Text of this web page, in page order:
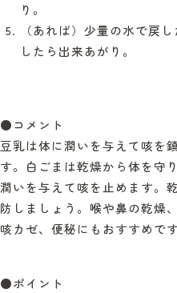
り。
（あれば）少量の水で戻
したら出来あがり。
●コメント
豆乳は体に潤いを与えて咳を
す。白ごまは乾燥から体を守
潤いを与えて咳を止めます。
防しましょう。喉や鼻の乾燥
咳カゼ、便秘にもおすすめです
●ポイント